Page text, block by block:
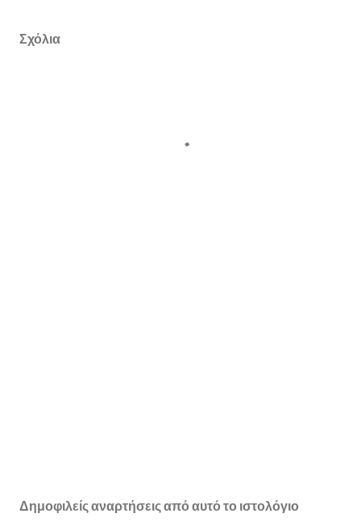
Σχόλια
Δημοφιλείς αναρτήσεις από αυτό το ιστολόγιο